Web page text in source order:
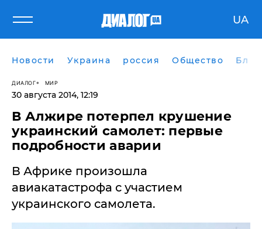
UA
Новости Украина россия Общество
ДИАЛОГ МИР
30 августа 2014, 12:19
В Алжире потерпел крушение
украинский самолет: первые
подробности аварии
В Африке произошла
авиакатастрофа с участием
украинского самолета.